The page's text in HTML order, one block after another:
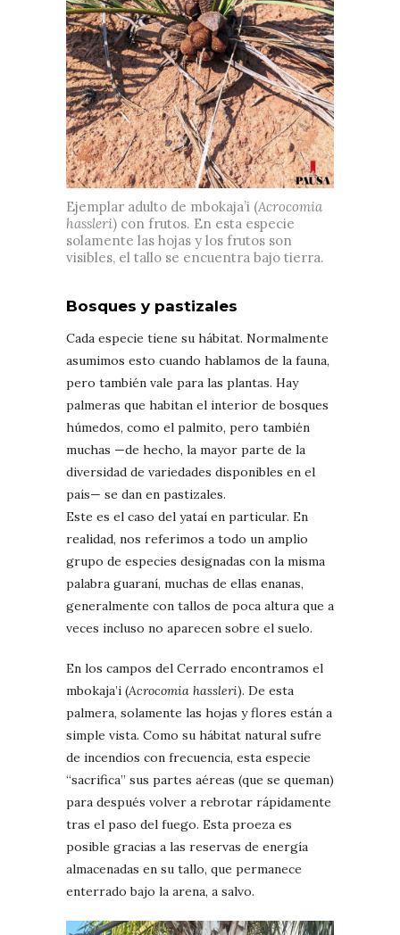
Ejemplar adulto de mbokaja’i (Acrocomia
hassleri) con frutos. En esta especie
solamente las hojas y los frutos son
visibles, el tallo se encuentra bajo tierra.
Bosques y pastizales
Cada especie tiene su hábitat. Normalmente
asumimos esto cuando hablamos de la fauna,
pero también vale para las plantas. Hay
palmeras que habitan el interior de bosques
húmedos, como el palmito, pero también
muchas —de hecho, la mayor parte de la
diversidad de variedades disponibles en el
país— se dan en pastizales.
Este es el caso del yataí en particular. En
realidad, nos referimos a todo un amplio
grupo de especies designadas con la misma
palabra guaraní, muchas de ellas enanas,
generalmente con tallos de poca altura que a
veces incluso no aparecen sobre el suelo.
En los campos del Cerrado encontramos el
mbokaja’i (Acrocomia hassleri). De esta
palmera, solamente las hojas y flores están a
simple vista. Como su hábitat natural sufre
de incendios con frecuencia, esta especie
“sacrifica” sus partes aéreas (que se queman)
para después volver a rebrotar rápidamente
tras el paso del fuego. Esta proeza es
posible gracias a las reservas de energía
almacenadas en su tallo, que permanece
enterrado bajo la arena, a salvo.